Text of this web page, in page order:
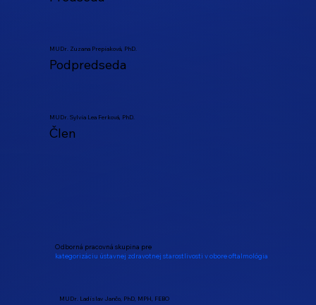
MUDr. Zuzana Prepiaková, PhD.
Podpredseda
MUDr. Sylvia Lea Ferková, PhD.
Člen
Odborná pracovná skupina pre
kategorizáciu ústavnej zdravotnej starostlivosti v obore oftalmológia
MUDr. Ladislav Jančo, PhD, MPH, FEBO